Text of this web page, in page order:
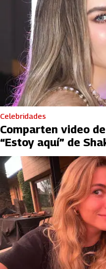
Celebridades
Comparten video
“Estoy aquí” de